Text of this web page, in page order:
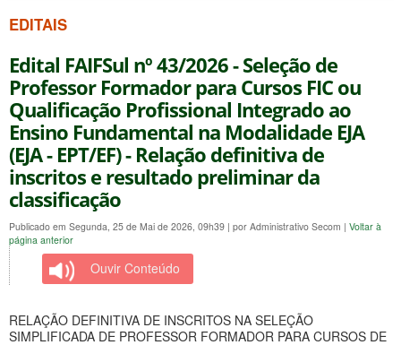
EDITAIS
Edital FAIFSul nº 43/2026 - Seleção de
Professor Formador para Cursos FIC ou
Qualificação Profissional Integrado ao
Ensino Fundamental na Modalidade EJA
(EJA - EPT/EF) - Relação definitiva de
inscritos e resultado preliminar da
classificação
Publicado em Segunda, 25 de Mai de 2026, 09h39 | por Administrativo Secom | Voltar à
página anterior
Ouvir Conteúdo
RELAÇÃO DEFINITIVA DE INSCRITOS NA SELEÇÃO
SIMPLIFICADA DE PROFESSOR FORMADOR PARA CURSOS DE